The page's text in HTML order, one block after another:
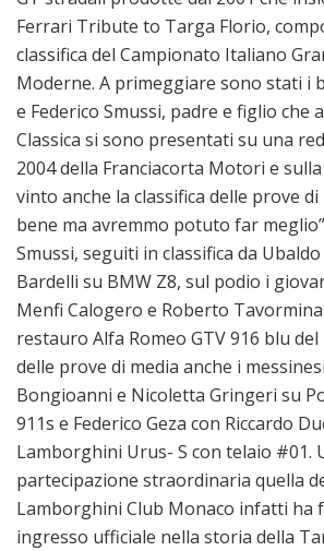
Ferrari Tribute to Targa Florio,
classifica del Campionato Italiano
Moderne. A primeggiare sono stati i
e Federico Smussi, padre e figlio che
Classica si sono presentati su una
2004 della Franciacorta Motori e
vinto anche la classifica delle prove di
bene ma avremmo potuto far
Smussi, seguiti in classifica da
Bardelli su BMW Z8, sul podio i
Menfi Calogero e Roberto
restauro Alfa Romeo GTV 916 blu del
delle prove di media anche i
Bongioanni e Nicoletta Gringeri su
911s e Federico Geza con Riccardo
Lamborghini Urus- S con telaio #01.
partecipazione straordinaria quella
Lamborghini Club Monaco infatti ha
ingresso ufficiale nella storia della